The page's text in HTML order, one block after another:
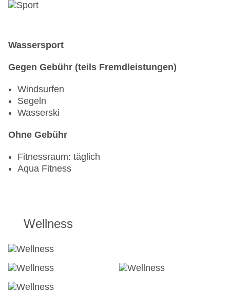
Wassersport
Gegen Gebühr (teils Fremdleistungen)
Windsurfen
Segeln
Wasserski
Ohne Gebühr
Fitnessraum: täglich
Aqua Fitness
Wellness